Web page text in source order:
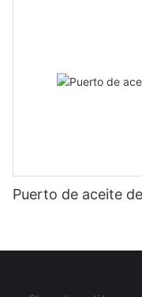
Puerto de aceite